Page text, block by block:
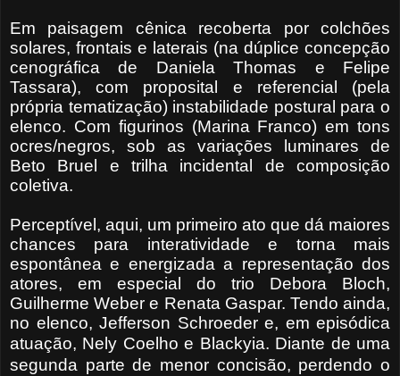
Em paisagem cênica recoberta por colchões
solares, frontais e laterais (na dúplice concepção
cenográfica de Daniela Thomas e Felipe
Tassara), com proposital e referencial (pela
própria tematização) instabilidade postural para o
elenco. Com figurinos (Marina Franco) em tons
ocres/negros, sob as variações luminares de
Beto Bruel e trilha incidental de composição
coletiva.
Perceptível, aqui, um primeiro ato que dá maiores
chances para interatividade e torna mais
espontânea e energizada a representação dos
atores, em especial do trio Debora Bloch,
Guilherme Weber e Renata Gaspar. Tendo ainda,
no elenco, Jefferson Schroeder e, em episódica
atuação, Nely Coelho e Blackyia. Diante de uma
segunda parte de menor concisão, perdendo o